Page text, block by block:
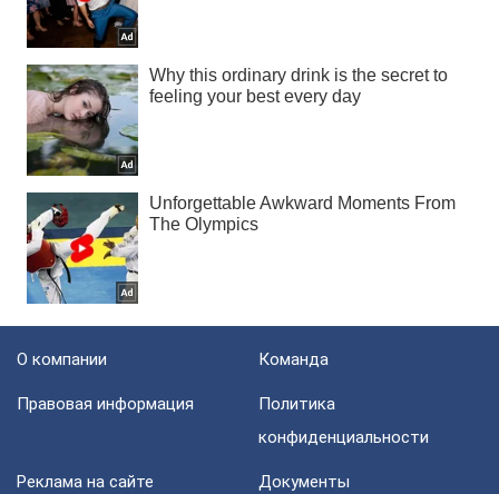
О компании Команда
Правовая информация
Политика
конфиденциальности
Реклама на сайте Документы